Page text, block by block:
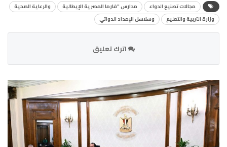
مجالات تصنيع الدواء مدارس "فارما المصرية الإيطالية
والرعاية الصحية
وزارة التربية والتعليم
وسلاسل الإمداد الدوائي
اترك تعليق